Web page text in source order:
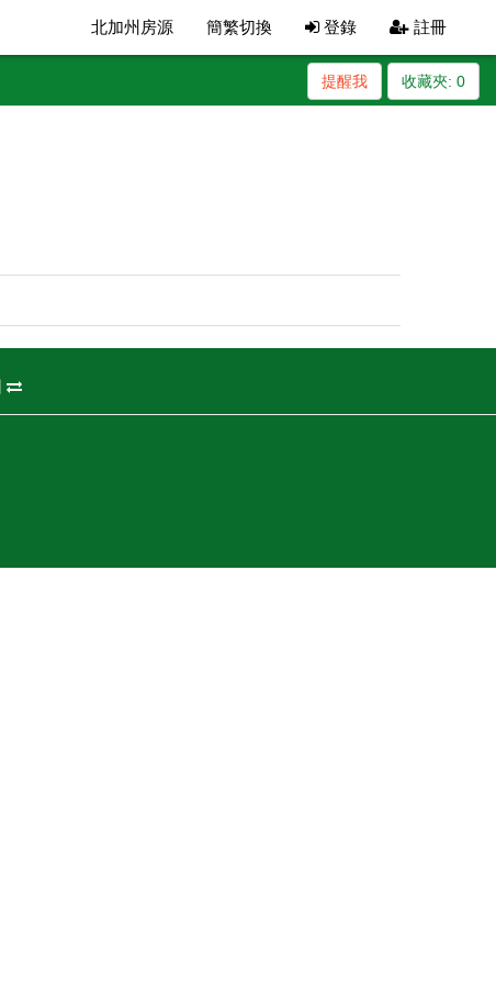
北加州房源 簡繁切換 登錄 註冊
收藏夾: 0
提醒我